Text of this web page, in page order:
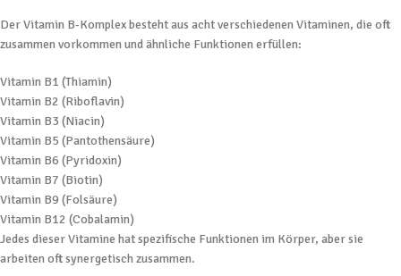
Der Vitamin B-Komplex besteht aus acht verschiedenen Vitaminen, die oft
zusammen vorkommen und ähnliche Funktionen erfüllen:
Vitamin B1 (Thiamin)
Vitamin B2 (Riboflavin)
Vitamin B3 (Niacin)
Vitamin B5 (Pantothensäure)
Vitamin B6 (Pyridoxin)
Vitamin B7 (Biotin)
Vitamin B9 (Folsäure)
Vitamin B12 (Cobalamin)
Jedes dieser Vitamine hat spezifische Funktionen im Körper, aber sie
arbeiten oft synergetisch zusammen.